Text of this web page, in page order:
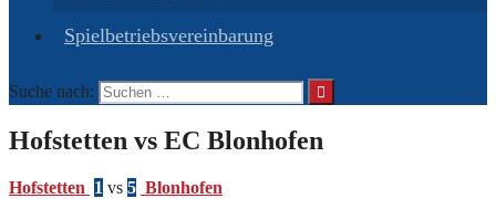
Spielbetriebsvereinbarung
Suche nach:
Hofstetten vs EC Blonhofen
Hofstetten 1 vs 5 Blonhofen